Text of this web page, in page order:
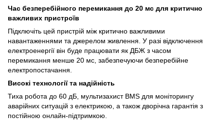
Час безперебійного перемикання до 20 мс для критично
важливих пристроїв
Підключіть цей пристрій між критично важливими
навантаженнями та джерелом живлення. У разі відключення
електроенергії він буде працювати як ДБЖ з часом
перемикання менше 20 мс, забезпечуючи безперебійне
електропостачання.
Високі технології та надійність
Тиха робота до 60 дБ, мультизахист BMS для моніторингу
аварійних ситуацій з електрикою, а також дворічна гарантія з
постійною онлайн-підтримкою.